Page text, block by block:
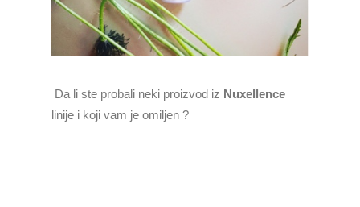
Da li ste probali neki proizvod iz Nuxellence
linije i koji vam je omiljen ?